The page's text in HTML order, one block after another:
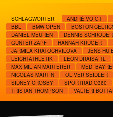
SCHLAGWÖRTER: ANDRÉ VOIGT
BBL
BMW OPEN BOSTON
DANIEL MEUREN
DENNIS SCHRÖDER
GÜNTER ZAPF
HANNAH KRÜGER
JARMILA KRATOCHVILOVA
JENS
LEICHTATHLETIK
LEON DRAISAITL
MAXIMILIAN MARTERER
MEDI
NICOLAS MARTIN
OLIVER SEIDLER
SIDNEY CROSBY
SPORTRADIO360
TRISTAN THOMPSON
VALTERI